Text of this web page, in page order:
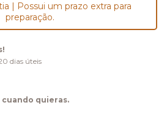
| Possui um prazo extra para
preparação.
dias úteis
cuando quieras.